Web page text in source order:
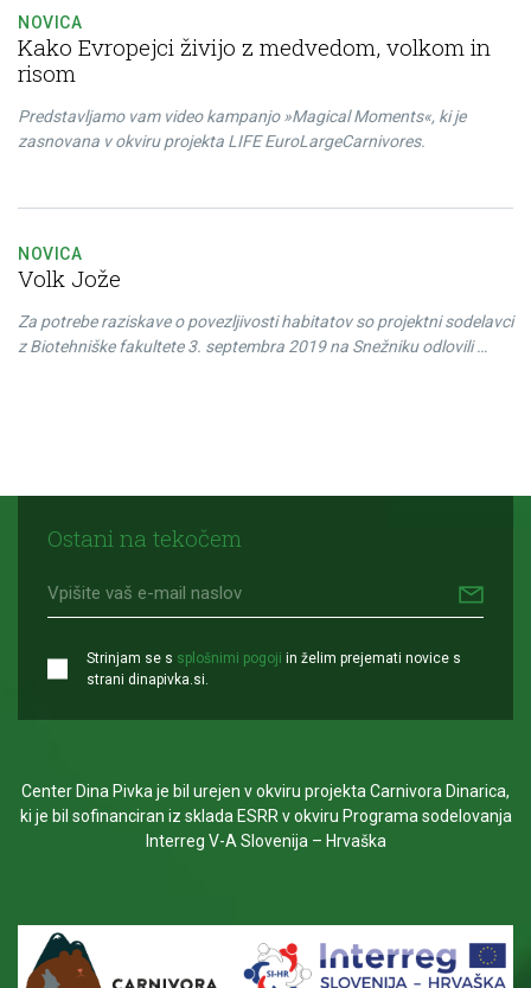
NOVICA
Kako Evropejci živijo z medvedom, volkom in
risom
Predstavljamo vam video kampanjo »Magical Moments«, ki je
zasnovana v okviru projekta LIFE EuroLargeCarnivores.
NOVICA
Volk Jože
Za potrebe raziskave o povezljivosti habitatov so projektni sodelavci
z Biotehniške fakultete 3. septembra 2019 na Snežniku odlovili …
Ostani na tekočem
Strinjam se s splošnimi pogoji in želim prejemati novice s
strani dinapivka.si.
Center Dina Pivka je bil urejen v okviru projekta Carnivora Dinarica,
ki je bil sofinanciran iz sklada ESRR v okviru Programa sodelovanja
Interreg V-A Slovenija – Hrvaška